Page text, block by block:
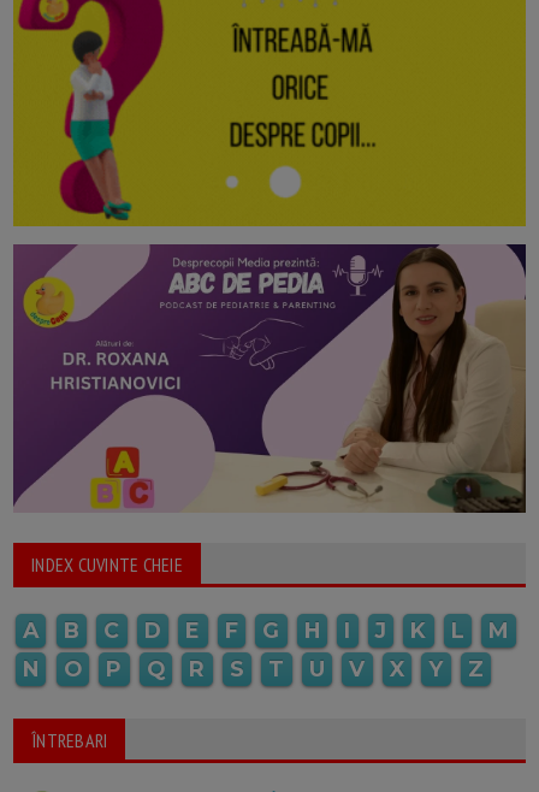
INDEX CUVINTE CHEIE
A B C D E F G H I J K L
M
N
O P Q R S T U V X Y Z
ÎNTREBARI